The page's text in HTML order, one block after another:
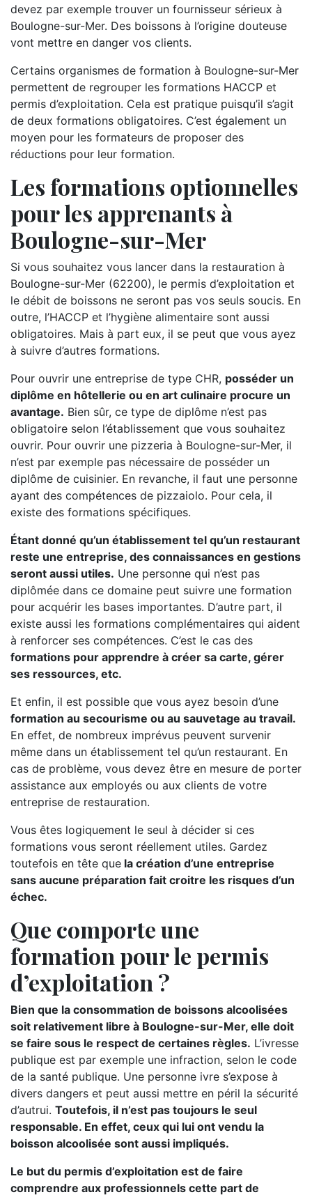
devez par exemple trouver un fournisseur sérieux à
Boulogne-sur-Mer. Des boissons à l’origine douteuse
vont mettre en danger vos clients.
Certains organismes de formation à Boulogne-sur-Mer
permettent de regrouper les formations HACCP et
permis d’exploitation. Cela est pratique puisqu’il s’agit
de deux formations obligatoires. C’est également un
moyen pour les formateurs de proposer des
réductions pour leur formation.
Les formations optionnelles
pour les apprenants à
Boulogne-sur-Mer
Si vous souhaitez vous lancer dans la restauration à
Boulogne-sur-Mer (62200), le permis d’exploitation et
le débit de boissons ne seront pas vos seuls soucis. En
outre, l’HACCP et l’hygiène alimentaire sont aussi
obligatoires. Mais à part eux, il se peut que vous ayez
à suivre d’autres formations.
Pour ouvrir une entreprise de type CHR, posséder un
diplôme en hôtellerie ou en art culinaire procure un
avantage. Bien sûr, ce type de diplôme n’est pas
obligatoire selon l’établissement que vous souhaitez
ouvrir. Pour ouvrir une pizzeria à Boulogne-sur-Mer, il
n’est par exemple pas nécessaire de posséder un
diplôme de cuisinier. En revanche, il faut une personne
ayant des compétences de pizzaiolo. Pour cela, il
existe des formations spécifiques.
Étant donné qu’un établissement tel qu’un restaurant
reste une entreprise, des connaissances en gestions
seront aussi utiles. Une personne qui n’est pas
diplômée dans ce domaine peut suivre une formation
pour acquérir les bases importantes. D’autre part, il
existe aussi les formations complémentaires qui aident
à renforcer ses compétences. C’est le cas des
formations pour apprendre à créer sa carte, gérer
ses ressources, etc.
Et enfin, il est possible que vous ayez besoin d’une
formation au secourisme ou au sauvetage au travail.
En effet, de nombreux imprévus peuvent survenir
même dans un établissement tel qu’un restaurant. En
cas de problème, vous devez être en mesure de porter
assistance aux employés ou aux clients de votre
entreprise de restauration.
Vous êtes logiquement le seul à décider si ces
formations vous seront réellement utiles. Gardez
toutefois en tête que la création d’une entreprise
sans aucune préparation fait croitre les risques d’un
échec.
Que comporte une
formation pour le permis
d’exploitation ?
Bien que la consommation de boissons alcoolisées
soit relativement libre à Boulogne-sur-Mer, elle doit
se faire sous le respect de certaines règles. L’ivresse
publique est par exemple une infraction, selon le code
de la santé publique. Une personne ivre s’expose à
divers dangers et peut aussi mettre en péril la sécurité
d’autrui. Toutefois, il n’est pas toujours le seul
responsable. En effet, ceux qui lui ont vendu la
boisson alcoolisée sont aussi impliqués.
Le but du permis d’exploitation est de faire
comprendre aux professionnels cette part de